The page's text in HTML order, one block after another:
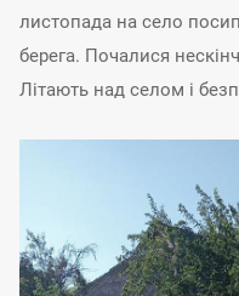
листопада на село
берега. Почалися
Літають над селом і